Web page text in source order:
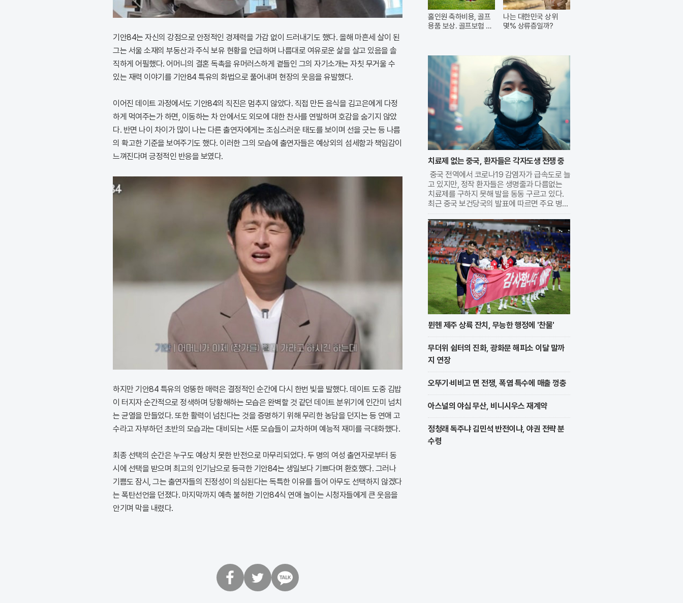
기안84는 자신의 강점으로 안정적인 경제력을 가감 없이 드러내기도 했다. 올해 마흔세 살이 된
그는 서울 소재의 부동산과 주식 보유 현황을 언급하며 나름대로 여유로운 삶을 살고 있음을 솔
직하게 어필했다. 어머니의 결혼 독촉을 유머러스하게 곁들인 그의 자기소개는 자칫 무거울 수
있는 재력 이야기를 기안84 특유의 화법으로 풀어내며 현장의 웃음을 유발했다.
이어진 데이트 과정에서도 기안84의 직진은 멈추지 않았다. 직접 만든 음식을 김고은에게 다정
하게 먹여주는가 하면, 이동하는 차 안에서도 외모에 대한 찬사를 연발하며 호감을 숨기지 않았
다. 반면 나이 차이가 많이 나는 다른 출연자에게는 조심스러운 태도를 보이며 선을 긋는 등 나름
의 확고한 기준을 보여주기도 했다. 이러한 그의 모습에 출연자들은 예상외의 섬세함과 책임감이
느껴진다며 긍정적인 반응을 보였다.
하지만 기안84 특유의 엉뚱한 매력은 결정적인 순간에 다시 한번 빛을 발했다. 데이트 도중 김밥
이 터지자 순간적으로 정색하며 당황해하는 모습은 완벽할 것 같던 데이트 분위기에 인간미 넘치
는 균열을 만들었다. 또한 활력이 넘친다는 것을 증명하기 위해 무리한 농담을 던지는 등 연애 고
수라고 자부하던 초반의 모습과는 대비되는 서툰 모습들이 교차하며 예능적 재미를 극대화했다.
최종 선택의 순간은 누구도 예상치 못한 반전으로 마무리되었다. 두 명의 여성 출연자로부터 동
시에 선택을 받으며 최고의 인기남으로 등극한 기안84는 생일보다 기쁘다며 환호했다. 그러나
기쁨도 잠시, 그는 출연자들의 진정성이 의심된다는 독특한 이유를 들어 아무도 선택하지 않겠다
는 폭탄선언을 던졌다. 마지막까지 예측 불허한 기안84식 연애 놀이는 시청자들에게 큰 웃음을
안기며 막을 내렸다.
홀인원 축하비용, 골프
용품 보상. 골프보험 출
나는 대한민국 상위
몇% 상류층일까?
치료제 없는 중국, 환자들은 각자도생 전쟁 중
중국 전역에서 코로나19 감염자가 급속도로 늘
고 있지만, 정작 환자들은 생명줄과 다름없는
치료제를 구하지 못해 발을 동동 구르고 있다.
최근 중국 보건당국의 발표에 따르면 주요 병원
을 찾은 유증상자 5명 중 1명이 확진 판정을 받
을 정도로 바이러스 확산세가 매섭다. 문제는
감염 초기 복용이 필수적인 경구용 치료
뮌헨 제주 상륙 잔치, 무능한 행정에 '찬물'
무더위 쉼터의 진화, 광화문 해피소 이달 말까
지 연장
오뚜기·비비고 면 전쟁, 폭염 특수에 매출 껑충
아스널의 야심 무산, 비니시우스 재계약
정청래 독주냐 김민석 반전이냐, 야권 전략 분
수령